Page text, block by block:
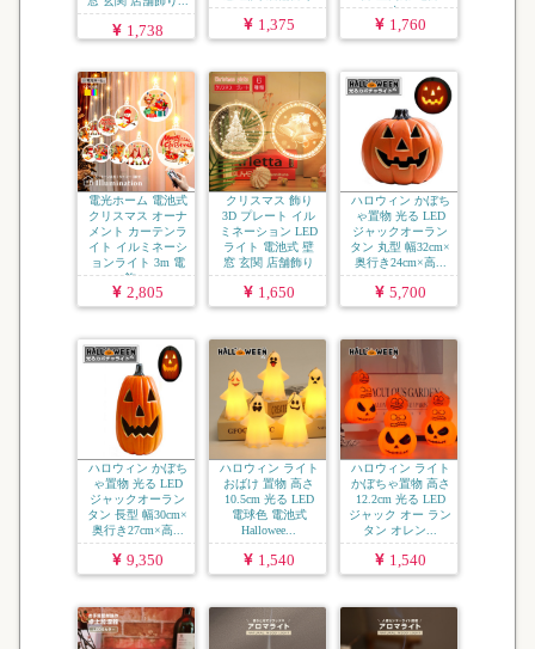
1,738
...
1,375
ク...
1,760
電光ホーム 電池式
クリスマス オーナ
メント カーテンラ
イト イルミネーシ
ョンライト 3m 電
飾 ...
2,805
クリスマス 飾り
3D プレート イル
ミネーション LED
ライト 電池式 壁
窓 玄関 店舗飾り
...
1,650
ハロウィン かぼち
ゃ置物 光る LED
ジャックオーラン
タン 丸型 幅32cm×
奥行き24cm×高...
5,700
ハロウィン かぼち
ゃ置物 光る LED
ジャックオーラン
タン 長型 幅30cm×
奥行き27cm×高...
9,350
ハロウィン ライト
おばけ 置物 高さ
10.5cm 光る LED
電球色 電池式
Hallowee...
1,540
ハロウィン ライト
かぼちゃ置物 高さ
12.2cm 光る LED
ジャック オー ラン
タン オレン...
1,540